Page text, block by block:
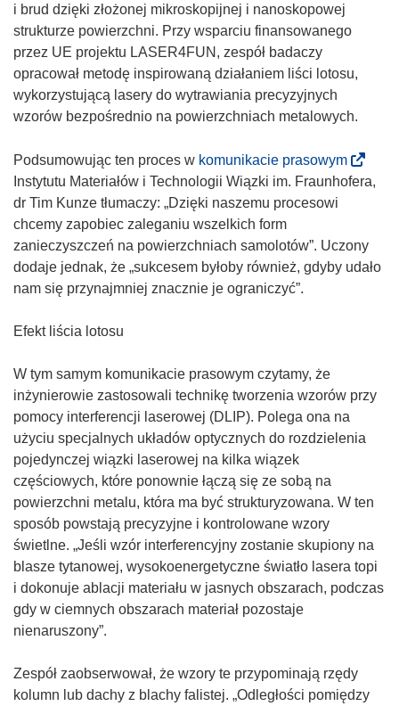
i brud dzięki złożonej mikroskopijnej i nanoskopowej
strukturze powierzchni. Przy wsparciu finansowanego
przez UE projektu LASER4FUN, zespół badaczy
opracował metodę inspirowaną działaniem liści lotosu,
wykorzystującą lasery do wytrawiania precyzyjnych
wzorów bezpośrednio na powierzchniach metalowych.
Podsumowując ten proces w komunikacie prasowym(
o
o
ś
w
o
r
s
ę
w
n
m
o
Instytutu Materiałów i Technologii Wiązki im. Fraunhofera,
dr Tim Kunze tłumaczy: „Dzięki naszemu procesowi
chcemy zapobiec zaleganiu wszelkich form
zanieczyszczeń na powierzchniach samolotów”. Uczony
dodaje jednak, że „sukcesem byłoby również, gdyby udało
nam się przynajmniej znacznie je ograniczyć”.
Efekt liścia lotosu
W tym samym komunikacie prasowym czytamy, że
inżynierowie zastosowali technikę tworzenia wzorów przy
pomocy interferencji laserowej (DLIP). Polega ona na
użyciu specjalnych układów optycznych do rozdzielenia
pojedynczej wiązki laserowej na kilka wiązek
częściowych, które ponownie łączą się ze sobą na
powierzchni metalu, która ma być strukturyzowana. W ten
sposób powstają precyzyjne i kontrolowane wzory
świetlne. „Jeśli wzór interferencyjny zostanie skupiony na
blasze tytanowej, wysokoenergetyczne światło lasera topi
i dokonuje ablacji materiału w jasnych obszarach, podczas
gdy w ciemnych obszarach materiał pozostaje
nienaruszony”.
Zespół zaobserwował, że wzory te przypominają rzędy
kolumn lub dachy z blachy falistej. „Odległości pomiędzy